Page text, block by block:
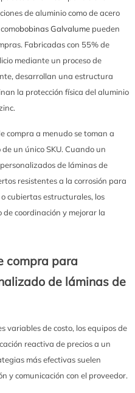
de aluminio como de acero
bobinas Galvalume pueden
Fabricadas con 55% de
mediante un proceso de
desarrollan una estructura
la protección física del aluminio
compra a menudo se toman a
un único SKU. Cuando un
de láminas de
resistentes a la corrosión para
cubiertas estructurales, los
coordinación y mejorar la
compra para
de láminas de
variables de costo, los equipos de
reactiva de precios a un
más efectivas suelen
y comunicación con el proveedor.